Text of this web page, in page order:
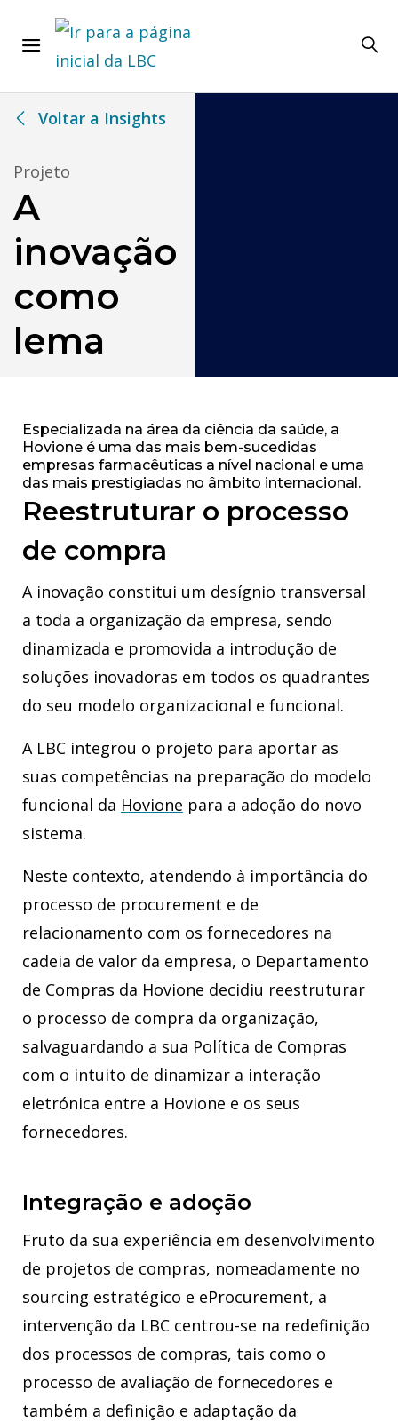
Voltar a Insights
Projeto
A
inovação
como
lema
Especializada na área da ciência da saúde, a
Hovione é uma das mais bem-sucedidas
empresas farmacêuticas a nível nacional e uma
das mais prestigiadas no âmbito internacional.
Reestruturar o processo
de compra
A inovação constitui um desígnio transversal
a toda a organização da empresa, sendo
dinamizada e promovida a introdução de
soluções inovadoras em todos os quadrantes
do seu modelo organizacional e funcional.
A LBC integrou o projeto para aportar as
suas competências na preparação do modelo
funcional da Hovione para a adoção do novo
sistema.
Neste contexto, atendendo à importância do
processo de procurement e de
relacionamento com os fornecedores na
cadeia de valor da empresa, o Departamento
de Compras da Hovione decidiu reestruturar
o processo de compra da organização,
salvaguardando a sua Política de Compras
com o intuito de dinamizar a interação
eletrónica entre a Hovione e os seus
fornecedores.
Integração e adoção
Fruto da sua experiência em desenvolvimento
de projetos de compras, nomeadamente no
sourcing estratégico e eProcurement, a
intervenção da LBC centrou-se na redefinição
dos processos de compras, tais como o
processo de avaliação de fornecedores e
também a definição e adaptação da